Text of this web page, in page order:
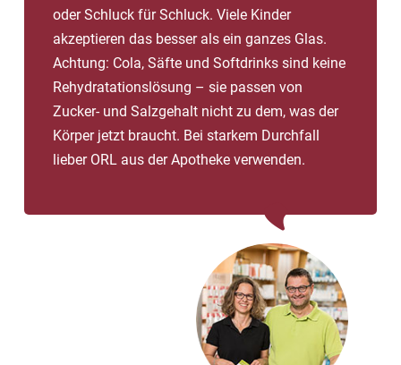
oder Schluck für Schluck. Viele Kinder
akzeptieren das besser als ein ganzes Glas.
Achtung: Cola, Säfte und Softdrinks sind keine
Rehydratationslösung – sie passen von
Zucker- und Salzgehalt nicht zu dem, was der
Körper jetzt braucht. Bei starkem Durchfall
lieber ORL aus der Apotheke verwenden.